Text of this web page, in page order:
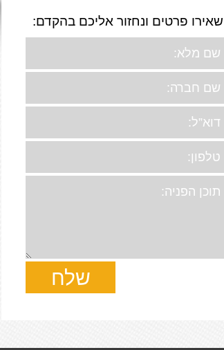
פרטים ונחזור אליכם בהקדם: